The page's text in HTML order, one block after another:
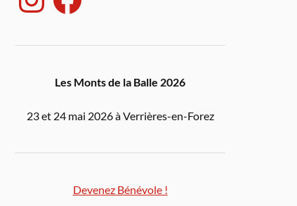
Les Monts de la Balle 2026
23 et 24 mai 2026 à Verrières-en-Forez
Devenez Bénévole !